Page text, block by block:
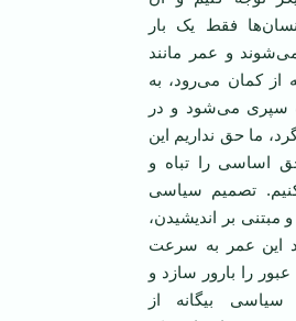
فقط یک بار
و عمر مانند
از کمان می‌رود، به
می‌شود و در
ما حق نداریم این
اساسی را تباه و
تصمیم سیاسی
بر اندیشیدن،
این عمر به سرعت
را بارور سازد و
سیاسی بیگانه از